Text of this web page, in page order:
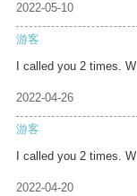
2022-05-10
游客
I called you 2 times. W
2022-04-26
游客
I called you 2 times. W
2022-04-20